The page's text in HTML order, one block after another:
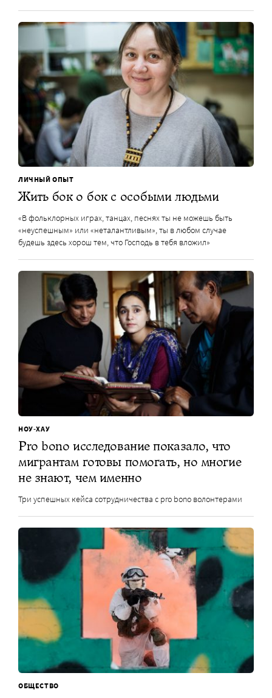
ЛИЧНЫЙ ОПЫТ
Жить бок о бок с особыми людьми
«В фольклорных играх, танцах, песнях ты не можешь быть
«неуспешным» или «неталантливым», ты в любом случае
будешь здесь хорош тем, что Господь в тебя вложил»
НОУ-ХАУ
Pro bono исследование показало, что
мигрантам готовы помогать, но многие
не знают, чем именно
Три успешных кейса сотрудничества с pro bono волонтерами
ОБЩЕСТВО